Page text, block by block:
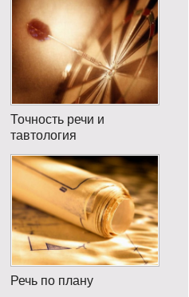
Точность речи и
тавтология
Речь по плану